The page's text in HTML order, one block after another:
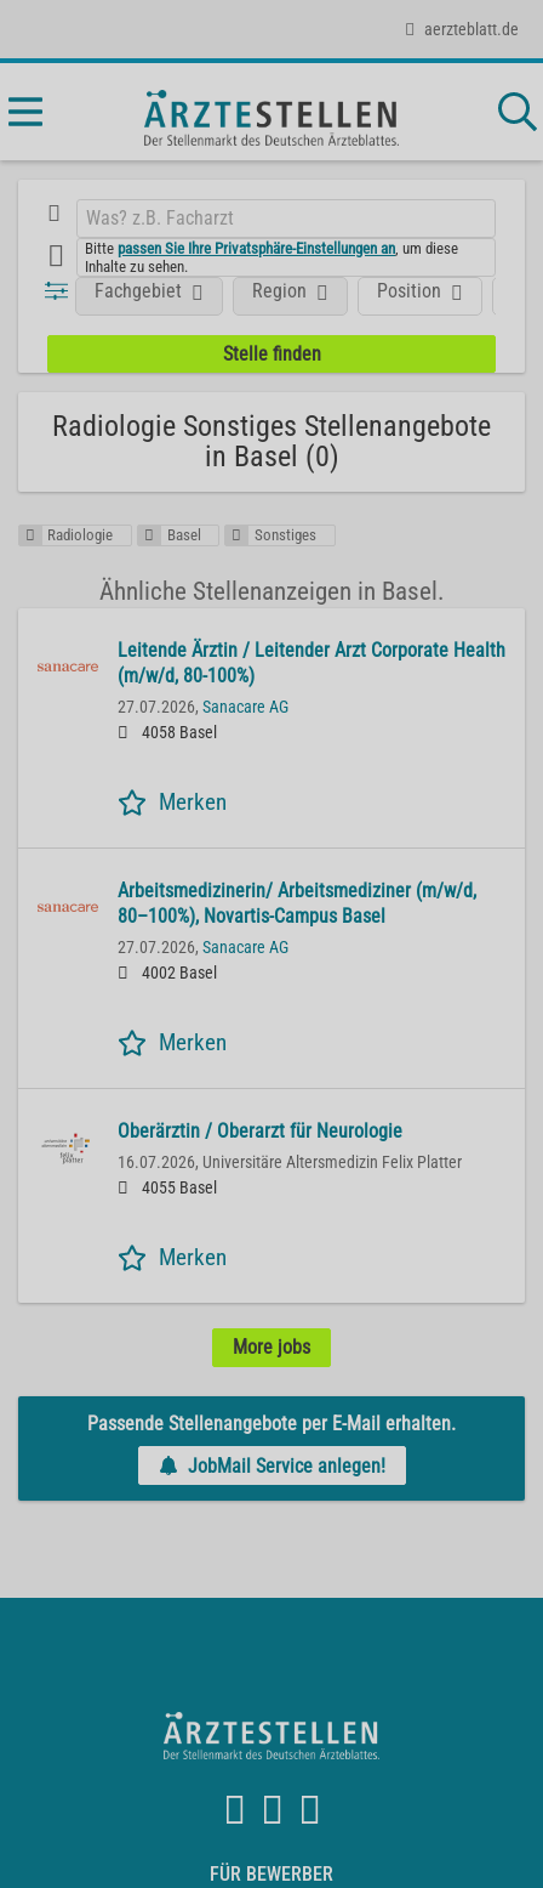
aerzteblatt.de
Bittepassen Sie Ihre Privatsphäre-Einstellungen an , um diese
Inhalte zu sehen.
Position
Fachgebiet Region
Radiologie Sonstiges Stellenangebote
in Basel (0)
Radiologie Basel Sonstiges
Ähnliche Stellenanzeigen in Basel.
Lei­ten­de Ärz­tin / Lei­ten­der Arzt Cor­po­ra­te He­alth
(m/w/d, 80-100%)
27.07.2026, Sanacare AG
4058 Basel
Merken
Ar­beits­me­di­zi­ne­rin/ Ar­beits­me­di­zi­ner (m/w/d,
80–100%), No­var­tis-Cam­pus Basel
27.07.2026, Sanacare AG
4002 Basel
Merken
Oberärztin / Oberarzt für Neurologie
16.07.2026, Universitäre Altersmedizin Felix Platter
4055 Basel
Merken
More jobs
Passende Stellenangebote per E-Mail erhalten.
JobMail Service anlegen!
FÜR BEWERBER